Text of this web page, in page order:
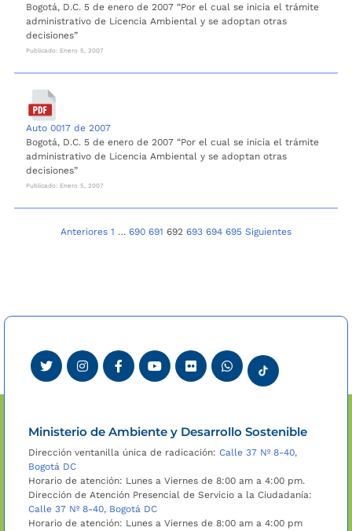
Bogotá, D.C. 5 de enero de 2007 “Por el cual se inicia el trámite
administrativo de Licencia Ambiental y se adoptan otras
decisiones”
Publicado: Enero 5, 2007
Auto 0017 de 2007
Bogotá, D.C. 5 de enero de 2007 “Por el cual se inicia el trámite
administrativo de Licencia Ambiental y se adoptan otras
decisiones”
Publicado: Enero 5, 2007
Navegación
Anteriores 1 … 690 691 692 693 694 695 Siguientes
Ministerio de Ambiente y Desarrollo Sostenible
Dirección ventanilla única de radicación: Calle 37 Nº 8-40,
Bogotá DC
Horario de atención: Lunes a Viernes de 8:00 am a 4:00 pm.
Dirección de Atención Presencial de Servicio a la Ciudadanía:
Calle 37 Nº 8-40, Bogotá DC
Horario de atención: Lunes a Viernes de 8:00 am a 4:00 pm